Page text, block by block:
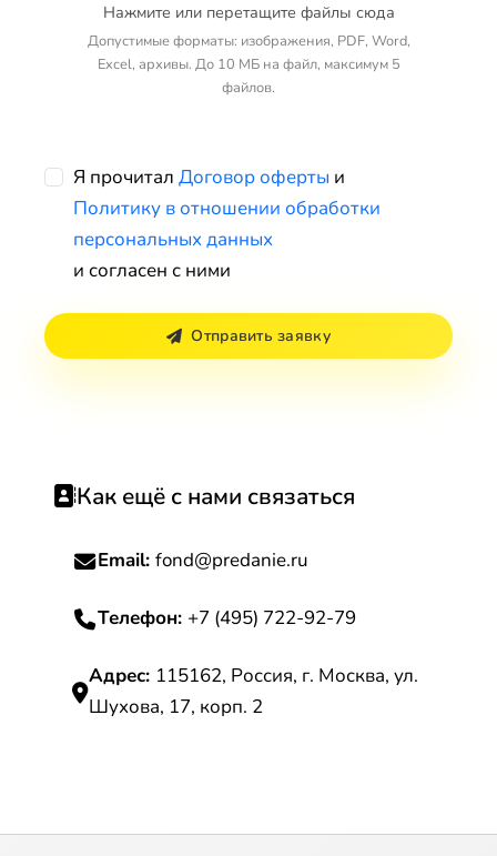
Нажмите или перетащите файлы сюда
Допустимые форматы: изображения, PDF, Word,
Excel, архивы. До 10 МБ на файл, максимум 5
файлов.
Я прочитал Договор оферты и
Политику в отношении обработки
персональных данных
и согласен с ними
Отправить заявку
Как ещё с нами связаться
Email: fond@predanie.ru
Телефон: +7 (495) 722-92-79
Адрес: 115162, Россия, г. Москва, ул.
Шухова, 17, корп. 2